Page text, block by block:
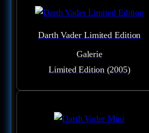
Darth Vader Limited Edition
Galerie
Limited Edition (2005)